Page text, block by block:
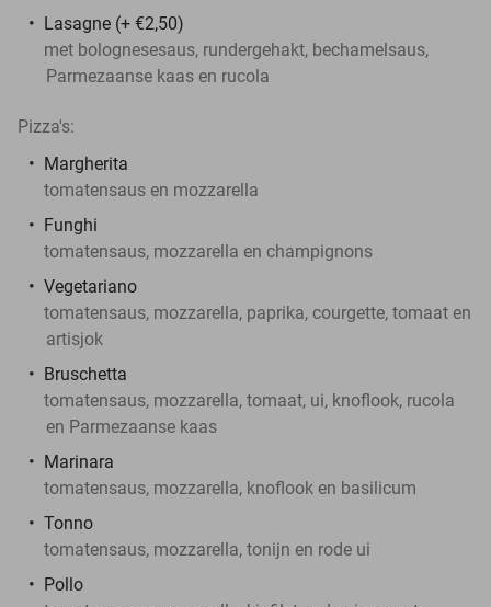
Lasagne (+ €2,50)
met bolognesesaus, rundergehakt, bechamelsaus,
Parmezaanse kaas en rucola
Pizza's:
Margherita
tomatensaus en mozzarella
Funghi
tomatensaus, mozzarella en champignons
Vegetariano
tomatensaus, mozzarella, paprika, courgette, tomaat en
artisjok
Bruschetta
tomatensaus, mozzarella, tomaat, ui, knoflook, rucola
en Parmezaanse kaas
Marinara
tomatensaus, mozzarella, knoflook en basilicum
Tonno
tomatensaus, mozzarella, tonijn en rode ui
Pollo